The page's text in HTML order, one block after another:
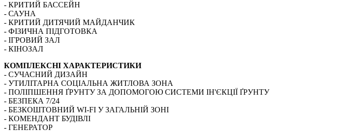
- КРИТИЙ БАССЕЙН
- САУНА
- КРИТИЙ ДИТЯЧИЙ МАЙДАНЧИК
- ФІЗИЧНА ПІДГОТОВКА
- ІГРОВИЙ ЗАЛ
- КІНОЗАЛ
КОМПЛЕКСНІ ХАРАКТЕРИСТИКИ
- СУЧАСНИЙ ДИЗАЙН
- УТИЛІТАРНА СОЦІАЛЬНА ЖИТЛОВА ЗОНА
- ПОЛІПШЕННЯ ҐРУНТУ ЗА ДОПОМОГОЮ СИСТЕМИ ІН'ЄКЦІЇ ҐРУНТУ
- БЕЗПЕКА 7/24
- БЕЗКОШТОВНИЙ WI-FI У ЗАГАЛЬНІЙ ЗОНІ
- КОМЕНДАНТ БУДІВЛІ
- ГЕНЕРАТОР